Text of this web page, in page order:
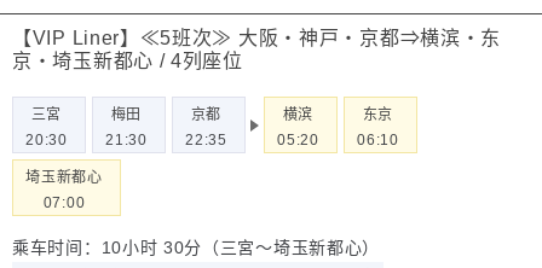
【VIP Liner】≪5班次≫ 大阪・神戸・京都⇒横滨・东
京・埼玉新都心 / 4列座位
三宮
20:30
梅田
21:30
京都
22:35
横滨
05:20
东京
06:10
埼玉新都心
07:00
乘车时间：10小时 30分（三宮～埼玉新都心）